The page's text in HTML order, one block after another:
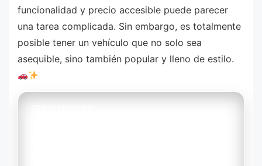
funcionalidad y precio accesible puede parecer
una tarea complicada. Sin embargo, es totalmente
posible tener un vehículo que no solo sea
asequible, sino también popular y lleno de estilo.